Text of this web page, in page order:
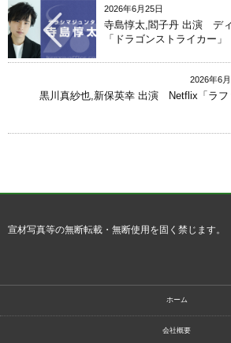
2026年6月25日
寺島惇太,閻子丹 出演 デ
「ドラゴンストライカー」
2026年6
黒川真紗也,新保英幸 出演 Netflix「ラフ
宣材写真等の無断転載・無断使用を固く禁じます。
ホーム
会社概要